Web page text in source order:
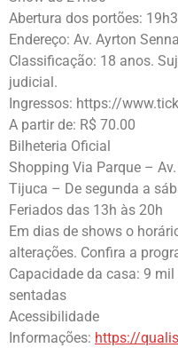
Abertura dos portões:
Endereço: Av. Ayrton
Classificação: 18 anos.
judicial.
Ingressos: https://
A partir de: R$ 70.00
Bilheteria Oficial
Shopping Via Parque –
Tijuca – De segunda a
Feriados das 13h às 20h
Em dias de shows o
alterações. Confira a
Capacidade da casa: 9
sentadas
Acessibilidade
Informações: https://